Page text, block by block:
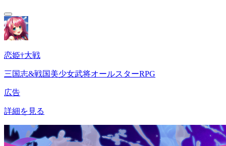
恋姫†大戦
三国志&戦国美少女武将オールスターRPG
広告
詳細を見る